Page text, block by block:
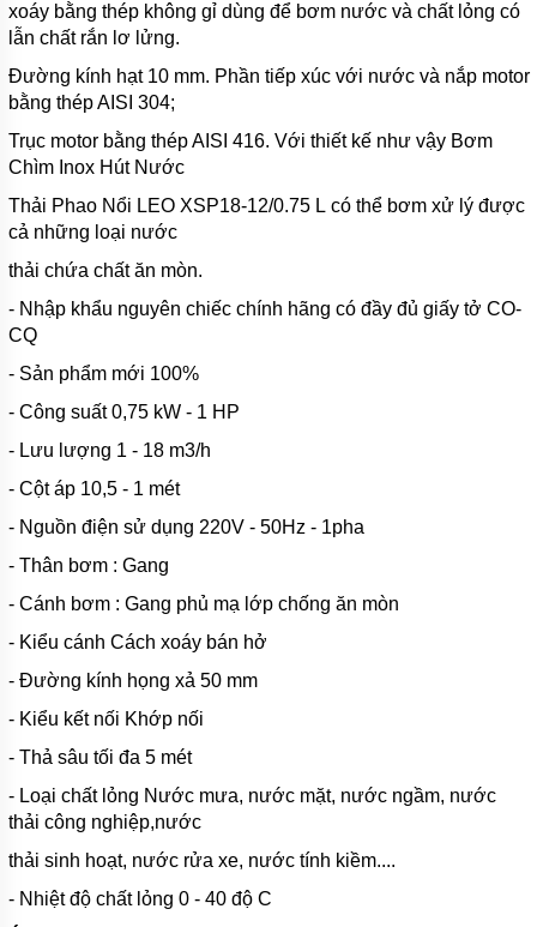
MÁY
BƠM
CHÌM
HÚT
NƯỚC
MEUDY
BƠM
CHÌM
NƯỚC
FIRMLY
MÁY
BƠM
CHÌM
HÚT
NƯỚC
THẢI
KENFEI
BƠM
HÚT
THẢI
BƠM
HÚT
THẢI
MÁY
CHÌM
NƯỚC
THẢI
xoáy bằng thép không gỉ dùng để bơm nước và chất lỏng có
lẫn chất rắn lơ lửng.
Đường kính hạt 10 mm. Phần tiếp xúc với nước và nắp motor
bằng thép AISI 304;
Trục motor bằng thép AISI 416. Với thiết kế như vậy Bơm
Chìm Inox Hút Nước
Thải Phao Nổi LEO XSP18-12/0.75 L có thể bơm xử lý được
cả những loại nước
thải chứa chất ăn mòn.
- Nhập khẩu nguyên chiếc chính hãng có đầy đủ giấy tở CO-
CQ
- Sản phẩm mới 100%
- Công suất 0,75 kW - 1 HP
- Lưu lượng 1 - 18 m3/h
- Cột áp 10,5 - 1 mét
- Nguồn điện sử dụng 220V - 50Hz - 1pha
- Thân bơm : Gang
- Cánh bơm : Gang phủ mạ lớp chống ăn mòn
- Kiểu cánh Cách xoáy bán hở
- Đường kính họng xả 50 mm
- Kiểu kết nối Khớp nối
- Thả sâu tối đa 5 mét
- Loại chất lỏng Nước mưa, nước mặt, nước ngầm, nước
thải công nghiệp,nước
thải sinh hoạt, nước rửa xe, nước tính kiềm....
- Nhiệt độ chất lỏng 0 - 40 độ C